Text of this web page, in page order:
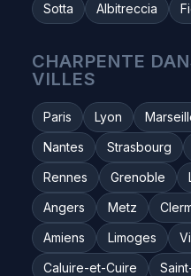
Sotta
Albitreccia
CHARPENTE
VILLES
Paris Lyon
Nantes
Strasbourg
Rennes
Grenoble
Angers
Metz
Amiens
Limoges
Caluire-et-Cuire